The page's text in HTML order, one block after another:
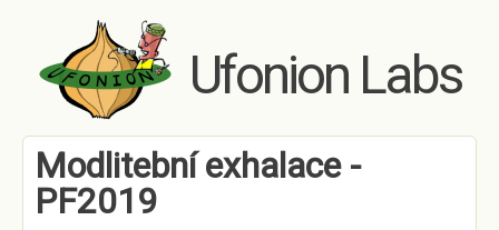
Skip to main content
Ufonion Labs
Modlitební exhalace -
PF2019